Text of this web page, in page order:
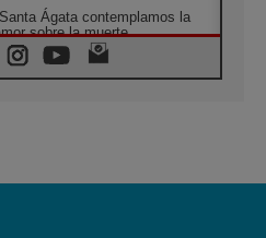
Ágata contemplamos la
sobre la muerte
el Santuario de la Madre